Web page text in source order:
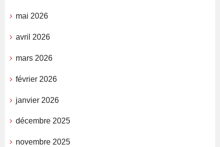
mai 2026
avril 2026
mars 2026
février 2026
janvier 2026
décembre 2025
novembre 2025